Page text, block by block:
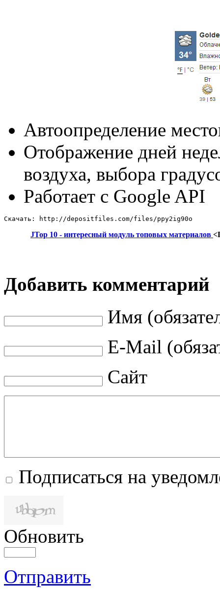
Автоопределение
Отображение дней
воздуха, выбора
Работает с Google API
Скачать: http://depositfiles.com/files/ppy2ig90o
JTop 10 - интересный модуль топовых материалов
Добавить комментарий
Имя
E-Mail
Сайт
Подписаться на
Обновить
Отправить